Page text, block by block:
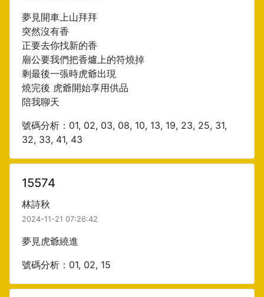
夢見開車上山拜拜
突然沒有香
正要去你找新的香
廟公要我們把香爐上的符燒掉
剩最後一張時虎爺出現
燒完後 虎爺開始享用供品
陪我聊天
號碼分析：01, 02, 03, 08, 10, 13, 19, 23, 25, 31,
32, 33, 41, 43
15574
林詩秋
2024-11-21 07:26:42
夢見虎爺繞進
號碼分析：01, 02, 15